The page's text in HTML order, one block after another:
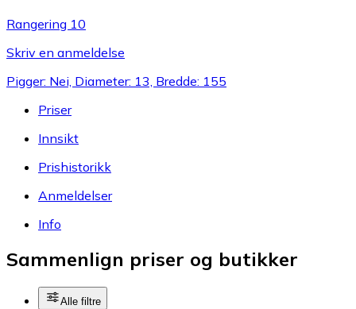
Rangering 10
Skriv en anmeldelse
Pigger: Nei, Diameter: 13, Bredde: 155
Priser
Innsikt
Prishistorikk
Anmeldelser
Info
Sammenlign priser og butikker
Alle filtre